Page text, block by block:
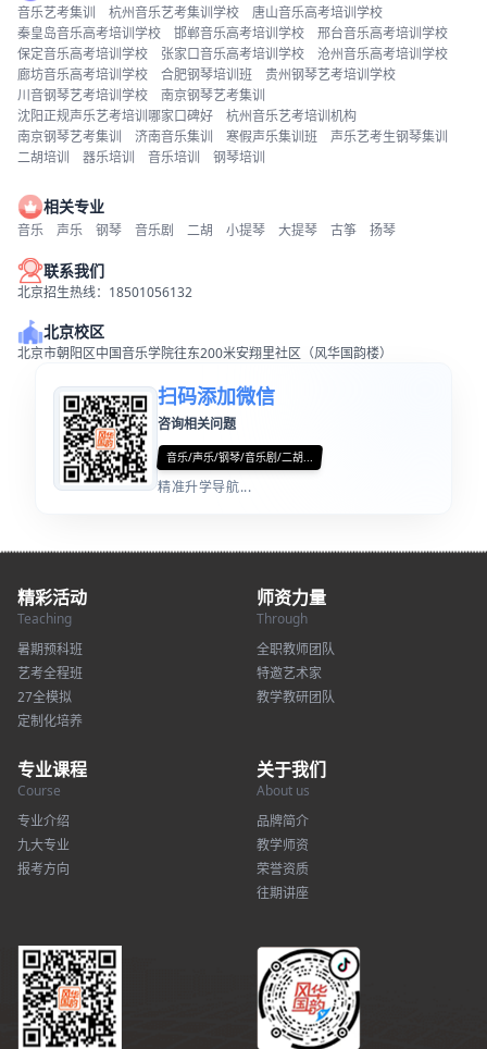
音乐艺考集训 杭州音乐艺考集训学校
唐山音乐高考培训学校
秦皇岛音乐高考培训学校
邯郸音乐高考培训学校
邢台音乐高考培训学校
保定音乐高考培训学校
张家口音乐高考培训学校
沧州音乐高考培训学校
廊坊音乐高考培训学校
合肥钢琴培训班
贵州钢琴艺考培训学校
川音钢琴艺考培训学校
南京钢琴艺考集训
沈阳正规声乐艺考培训哪家口碑好
杭州音乐艺考培训机构
南京钢琴艺考集训
济南音乐集训 寒假声乐集训班
声乐艺考生钢琴集训
二胡培训
器乐培训 音乐培训 钢琴培训
相关专业
音乐 声乐 钢琴 音乐剧 二胡 小提琴 大提琴 古筝 扬琴
联系我们
北京招生热线：18501056132
北京校区
北京市朝阳区中国音乐学院往东200米安翔里社区（风华国韵楼）
扫码添加微信
咨询相关问题
音乐/声乐/钢琴/音乐剧/二胡...
精准升学导航...
精彩活动
Teaching
暑期预科班
艺考全程班
27全模拟
定制化培养
师资力量
Through
全职教师团队
特邀艺术家
教学教研团队
专业课程
Course
专业介绍
九大专业
报考方向
关于我们
About us
品牌简介
教学师资
荣誉资质
往期讲座